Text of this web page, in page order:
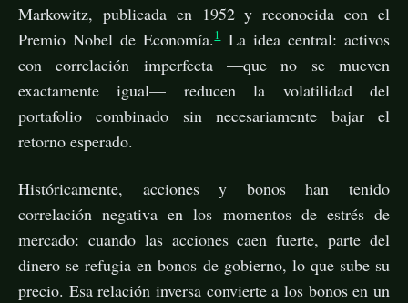
Markowitz, publicada en 1952 y reconocida con el
Premio Nobel de Economía.1La idea central: activos
con correlación imperfecta —que no se mueven
exactamente igual— reducen la volatilidad del
portafolio combinado sin necesariamente bajar el
retorno esperado.
Históricamente, acciones y bonos han tenido
correlación negativa en los momentos de estrés de
mercado: cuando las acciones caen fuerte, parte del
dinero se refugia en bonos de gobierno, lo que sube su
precio. Esa relación inversa convierte a los bonos en un